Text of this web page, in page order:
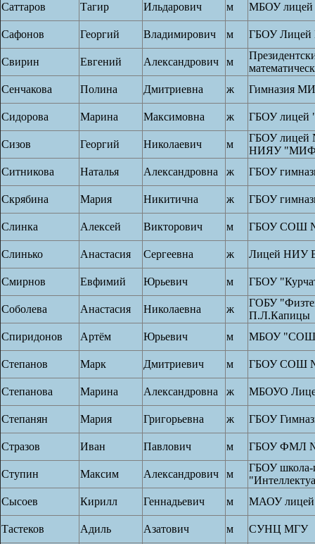
Саттаров Тагир Ильдарович м МБОУ
Сафонов Георгий Владимирович м ГБОУ Лицей
Свирин Евгений Александрович м
Сенчакова
Полина Дмитриевна ж Гимназия
Сидорова Марина Максимовна ж ГБОУ лицей
Сизов Георгий Николаевич м
ГБОУ лицей
НИЯУ
Ситникова
Наталья Александровна ж ГБОУ
Скрябина Мария Никитична ж ГБОУ
Слинка Алексей Викторович м ГБОУ СОШ
Слинько Анастасия Сергеевна ж Лицей НИУ
Смирнов Евфимий Юрьевич м ГБОУ
Соболева Анастасия Николаевна ж
ГОБУ
П.Л.Капицы
Спиридонов
Артём Юрьевич м МБОУ "СОШ
Степанов Марк Дмитриевич м ГБОУ СОШ
Степанова Марина Александровна ж МБОУО
Степанян Мария Григорьевна ж ГБОУ
Стразов Иван Павлович м ГБОУ ФМЛ
Ступин Максим Александрович м
ГБОУ школа-
Сысоев
Кирилл Геннадьевич м МАОУ
Тастеков Адиль Азатович м СУНЦ МГУ